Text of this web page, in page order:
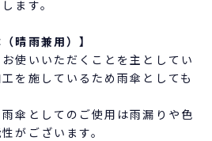
ます。
晴雨兼用）】
使いいただくことを主としてい
を施しているため雨傘としても
傘としてのご使用は雨漏りや色
がございます。